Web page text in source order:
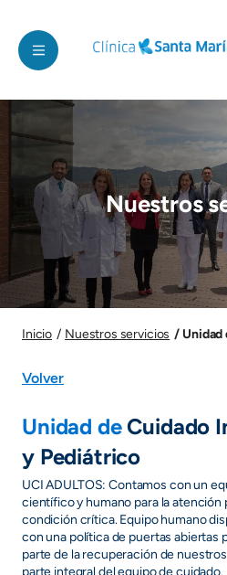
Imagen
Nuestros
Inicio Nuestros servicios
Volver
Unidad deCuidado
y Pediátrico
UCI ADULTOS: Contamos con un
científico y humano para la
condición crítica. Equipo humano
con una política de puertas abiertas
parte de la recuperación de
parte integral del equipo de cuidado.